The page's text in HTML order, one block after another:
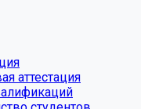
аттестация